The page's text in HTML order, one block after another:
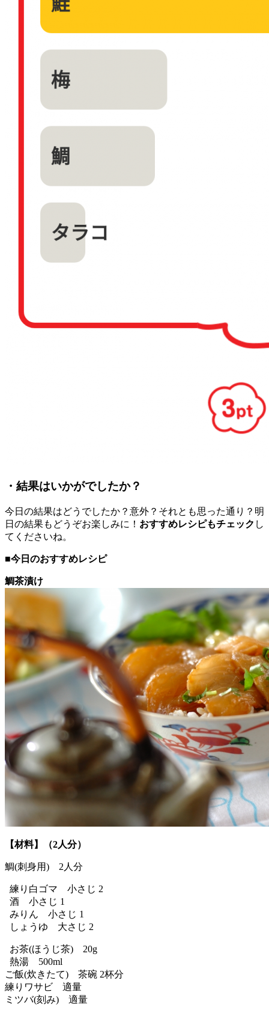
・結果はいかがでしたか？
今日の結果はどうでしたか？意外？それとも思った通り？明
日の結果もどうぞお楽しみに！ おすすめレシピもチェック し
てくださいね。
■今日のおすすめレシピ
鯛茶漬け
【材料】（2人分）
鯛(刺身用) 2人分
練り白ゴマ 小さじ 2
酒 小さじ 1
みりん 小さじ 1
しょうゆ 大さじ 2
お茶(ほうじ茶) 20g
熱湯 500ml
ご飯(炊きたて) 茶碗 2杯分
練りワサビ 適量
ミツバ(刻み) 適量